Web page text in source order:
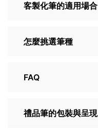
客製化筆的適用場合
怎麼挑選筆種
FAQ
禮品筆的包裝與呈現